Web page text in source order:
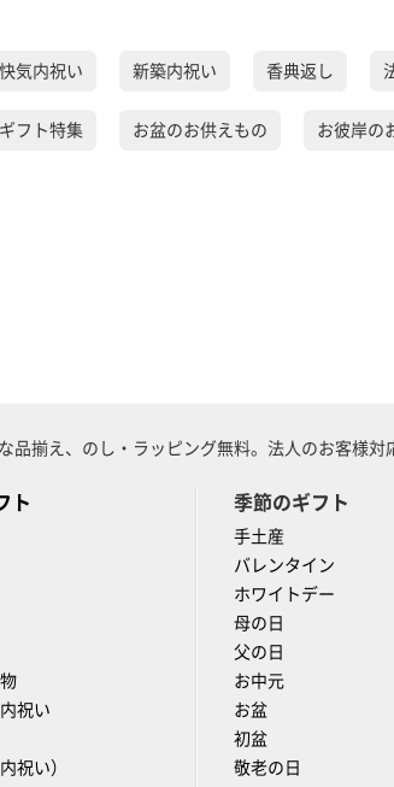
気内祝い 新築内祝い 香典返し
フト特集 お盆のお供えもの お彼岸の
品揃え、のし・ラッピング無料。法人のお客様
ト
祝い
祝い）
季節のギフト
手土産
バレンタイン
ホワイトデー
母の日
父の日
お中元
お盆
初盆
敬老の日